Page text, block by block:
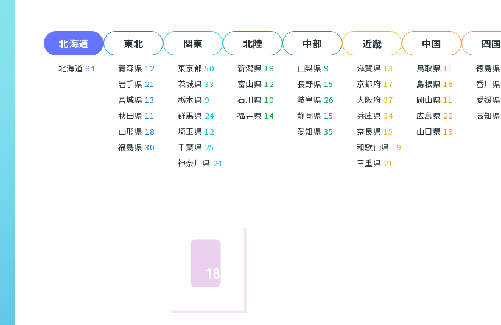
北海道
北海道 84
東北
青森県 12
岩手県 21
宮城県 13
秋田県 11
山形県 18
福島県 30
関東
東京都 50
茨城県 33
栃木県 9
群馬県 24
埼玉県 12
千葉県 25
神奈川県 24
北陸
新潟県 18
富山県 12
石川県 10
福井県 14
中部
山梨県 9
長野県 15
岐阜県 26
静岡県 15
愛知県 35
近畿
滋賀県 13
京都府 17
大阪府 37
兵庫県 34
奈良県 15
和歌山県 19
三重県 21
中国
鳥取県 11
島根県 16
岡山県 11
広島県 20
山口県 19
四国
徳島県
香川県
愛媛県
高知県
18